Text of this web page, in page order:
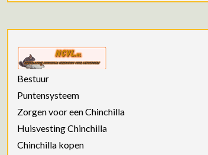
Bestuur
Puntensysteem
Zorgen voor een Chinchilla
Huisvesting Chinchilla
Chinchilla kopen